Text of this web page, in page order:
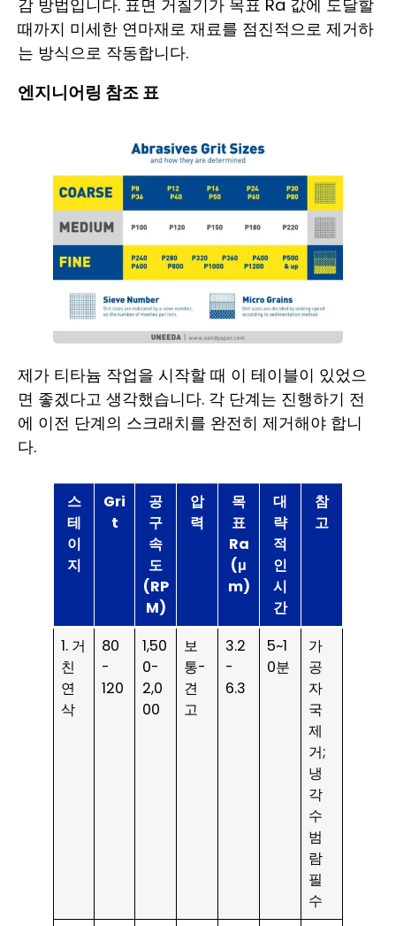
감 방법입니다. 표면 거칠기가 목표 Ra 값에 도달할
때까지 미세한 연마재로 재료를 점진적으로 제거하
는 방식으로 작동합니다.
엔지니어링 참조 표
제가 티타늄 작업을 시작할 때 이 테이블이 있었으
면 좋겠다고 생각했습니다. 각 단계는 진행하기 전
에 이전 단계의 스크래치를 완전히 제거해야 합니
다.
스
테
이
지
Gri
t
공
구
속
도
(RP
M)
압
력
목
표
Ra
(μ
m)
대
략
적
인
시
간
참
고
1. 거
친
연
삭
80
-
120
1,50
0-
2,0
00
보
통-
견
고
3.2
-
6.3
5~1
0분
가
공
자
국
제
거;
냉
각
수
범
람
필
수